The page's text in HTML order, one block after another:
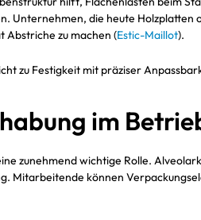
die heute
Abstriche zu machen (Estic-Maillot).
zu Festigkeit mit präziser
im
zunehmend wichtige Rolle.
Mitarbeitende können